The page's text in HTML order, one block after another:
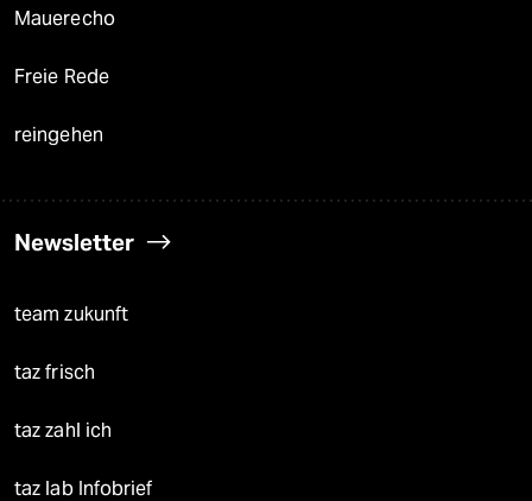
Mauerecho
Freie Rede
reingehen
Newsletter
team zukunft
taz frisch
taz zahl ich
taz lab Infobrief